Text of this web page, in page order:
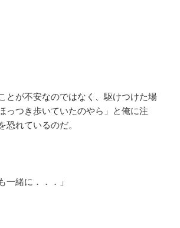
とが不安なのではなく、駆けつけた場
っつき歩いていたのやら」と俺に注
恐れているのだ。
一緒に．．．」